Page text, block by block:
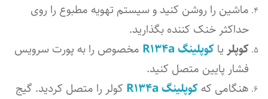
ماشین را روشن کنید و سیستم تهویه مطبوع را روی
حداکثر خنک کننده بگذارید.
کوپلر یا کوپلینگ R134a
مخصوص را به پورت سرویس
فشار پایین متصل کنید.
هنگامی که کوپلینگ R134a
کولر را متصل کردید. گیج